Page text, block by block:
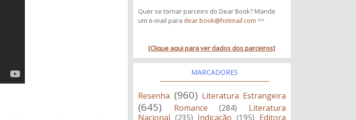
Quer se tornar parceiro do Dear Book? Mande
um e-mail para dear.book@hotmail.com ^^
[Clique aqui para ver dados dos parceiros]
MARCADORES
Resenha (960) Literatura Estrangeira
(645) Romance (284)
Literatura
Nacional (235) Indicação (195) Editora